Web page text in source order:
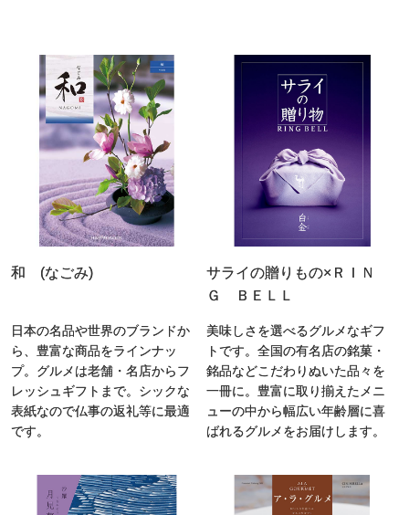
和 (なごみ)
サライの贈りもの×ＲＩＮ
Ｇ ＢＥＬＬ
日本の名品や世界のブランドか
ら、豊富な商品をラインナッ
プ。グルメは老舗・名店からフ
レッシュギフトまで。シックな
表紙なので仏事の返礼等に最適
です。
美味しさを選べるグルメなギフ
トです。全国の有名店の銘菓・
銘品などこだわりぬいた品々を
一冊に。豊富に取り揃えたメニ
ューの中から幅広い年齢層に喜
ばれるグルメをお届けします。